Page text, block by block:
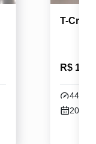
T-Cross
R$
2024 /